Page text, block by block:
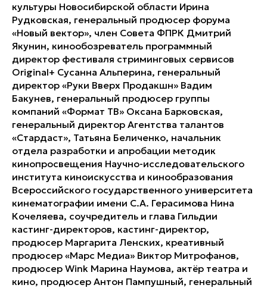
культуры Новосибирской области Ирина
Рудковская, генеральный продюсер форума
«Новый вектор», член Совета ФПРК Дмитрий
Якунин, кинообозреватель программный
директор фестиваля стриминговых сервисов
Original+ Сусанна Альперина, генеральный
директор «Руки Вверх Продакшн» Вадим
Бакунев, генеральный продюсер группы
компаний «Формат ТВ» Оксана Барковская,
генеральный директор Агентства талантов
«Стардаст», Татьяна Беличенко, начальник
отдела разработки и апробации методик
кинопросвещения Научно-исследовательского
института киноискусства и кинообразования
Всероссийского государственного университета
кинематографии имени С.А. Герасимова Нина
Кочеляева, соучредитель и глава Гильдии
кастинг-директоров, кастинг-директор,
продюсер Маргарита Ленских, креативный
продюсер «Марс Медиа» Виктор Митрофанов,
продюсер Wink Марина Наумова, актёр театра и
кино, продюсер Антон Пампушный, генеральный